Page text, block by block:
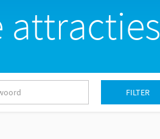
attracties
FILTER